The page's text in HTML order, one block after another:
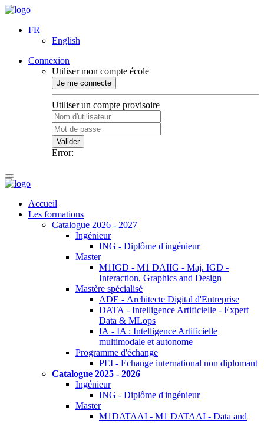
FR
English
Connexion
Utiliser mon compte école
Je me connecte
Utiliser un compte provisoire
Valider
Error:
Accueil
Les formations
Catalogue 2026 - 2027
Ingénieur
ING - Diplôme d'ingénieur
Master
M1IGD - M1 DAIIG - Maj. IGD -
Interaction, Graphics and Design
Mastère spécialisé
ADE - Architecte Digital d'Entreprise
DATA - Intelligence Artificielle - Expert
Data & MLops
IA - IA : Intelligence Artificielle
multimodale et autonome
Programme d'échange
PEI - Echange international non diplomant
Catalogue 2025 - 2026
Ingénieur
ING - Diplôme d'ingénieur
Master
M1DATAAI - M1 DATAAI - Data and